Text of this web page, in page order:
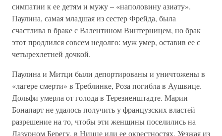
симпатии к ее детям и мужу – «наполовину азиату».
Паулина, самая младшая из сестер Фрейда, была
счастлива в браке с Валентином Винтерницем, но брак
этот продлился совсем недолго: муж умер, оставив ее с
четырехлетней дочкой.
Паулина и Митци были депортированы и уничтожены в
«лагере смерти» в Треблинке, Роза погибла в Аушвице.
Дольфи умерла от голода в Терезиенштадте. Марии
Бонапарт не удалось получить у французских властей
разрешение на то, чтобы эти женщины поселились на
Лазурном Берегу, в Ницце или ее окрестностях. Уезжая из